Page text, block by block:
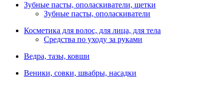
Зубные пасты, ополаскиватели, щетки
Зубные пасты, ополаскиватели
Косметика для волос, для лица, для тела
Средства по уходу за руками
Ведра, тазы, ковши
Веники, совки, швабры, насадки